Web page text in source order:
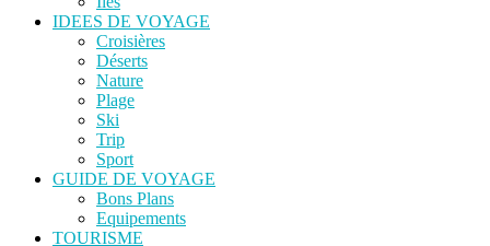
IDEES DE VOYAGE
Croisières
Déserts
Nature
Plage
Ski
Trip
Sport
GUIDE DE VOYAGE
Bons Plans
Equipements
TOURISME